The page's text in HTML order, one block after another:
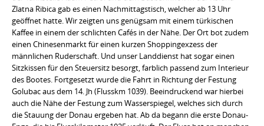
Zlatna Ribica gab es einen Nachmittagstisch, welcher ab 13 Uhr
geöffnet hatte. Wir zeigten uns genügsam mit einem türkischen
Kaffee in einem der schlichten Cafés in der Nähe. Der Ort bot zudem
einen Chinesenmarkt für einen kurzen Shoppingexzess der
männlichen Ruderschaft. Und unser Landdienst hat sogar einen
Sitzkissen für den Steuersitz besorgt, farblich passend zum Interieur
des Bootes. Fortgesetzt wurde die Fahrt in Richtung der Festung
Golubac aus dem 14. Jh (Flusskm 1039). Beeindruckend war hierbei
auch die Nähe der Festung zum Wasserspiegel, welches sich durch
die Stauung der Donau ergeben hat. Ab da begann die erste Donau-